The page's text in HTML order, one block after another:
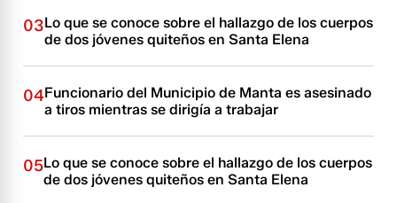
03Lo que se conoce sobre el hallazgo de los cuerpos
de dos jóvenes quiteños en Santa Elena
04Funcionario del Municipio de Manta es asesinado
a tiros mientras se dirigía a trabajar
05Lo que se conoce sobre el hallazgo de los cuerpos
de dos jóvenes quiteños en Santa Elena